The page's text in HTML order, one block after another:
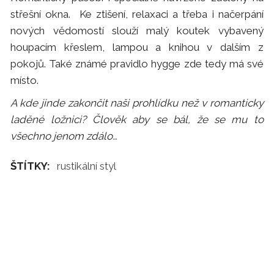
střešní okna. Ke ztišení, relaxaci a třeba i načerpání
nových vědomostí slouží malý koutek vybavený
houpacím křeslem, lampou a knihou v dalším z
pokojů. Také známé pravidlo hygge zde tedy má své
místo.
A kde jinde zakončit naši prohlídku než v romanticky
laděné ložnici? Člověk aby se bál, že se mu to
všechno jenom zdálo…
ŠTÍTKY: rustikální styl